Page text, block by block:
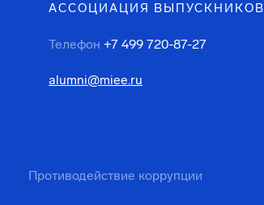
АССОЦИАЦИЯ ВЫПУСКНИКОВ
Телефон +7 499 720-87-27
alumni@miee.ru
Противодействие коррупции